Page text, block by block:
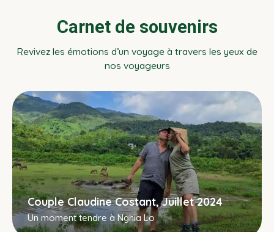
Carnet de souvenirs
Revivez les émotions d’un voyage à travers les yeux de
nos voyageurs
Couple Claudine Costant, Juillet 2024
Un moment tendre à Nghia Lo